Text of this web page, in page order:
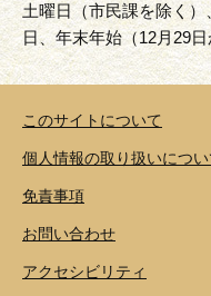
土曜日（市民課を除く
日、年末年始（12月29
このサイトについて
個人情報の取り扱いについ
免責事項
お問い合わせ
アクセシビリティ